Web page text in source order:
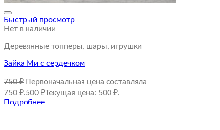
Быстрый просмотр
Нет в наличии
Деревянные топперы, шары, игрушки
Зайка Ми с сердечком
750₽ Первоначальная цена составляла
750 ₽.500 ₽Текущая цена: 500 ₽.
Подробнее